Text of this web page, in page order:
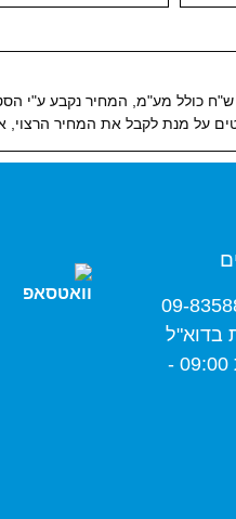
על מנת לקבל את המחיר הרצוי,
בדוא"ל
ימים א' - ה', בשעות 09:00 -